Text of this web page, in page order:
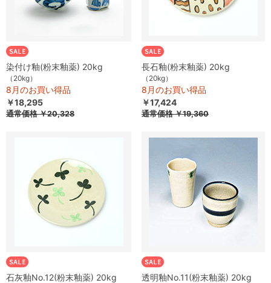
染付け釉(粉末釉薬) 20kg
（20kg）
8月のお買い得品
￥18,295
通常価格￥20,328
長石釉(粉末釉薬) 20kg
（20kg）
8月のお買い得品
￥17,424
通常価格￥19,360
石灰釉No.12(粉末釉薬) 20kg 透明釉No.11(粉末釉薬) 20kg